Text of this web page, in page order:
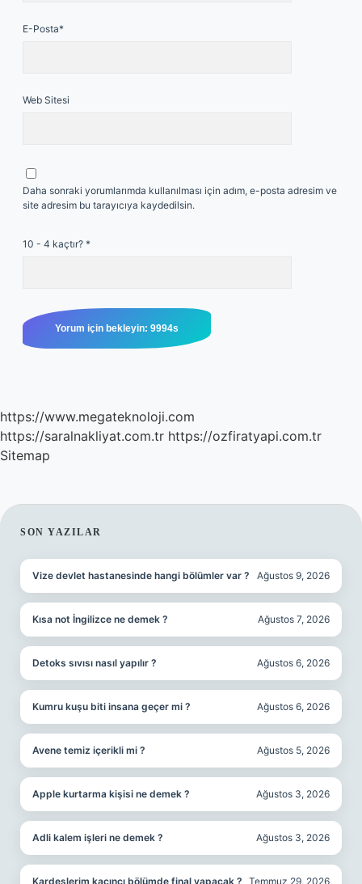
E-Posta*
Web Sitesi
Daha sonraki yorumlarımda kullanılması için adım, e-posta adresim ve
site adresim bu tarayıcıya kaydedilsin.
10 - 4 kaçtır? *
https://www.megateknoloji.com
https://saralnakliyat.com.tr https://ozfiratyapi.com.tr
Sitemap
SIDEBAR
SON YAZILAR
Vize devlet hastanesinde hangi bölümler var ? Ağustos 9, 2026
Kısa not İngilizce ne demek ? Ağustos 7, 2026
Detoks sıvısı nasıl yapılır ? Ağustos 6, 2026
Kumru kuşu biti insana geçer mi ? Ağustos 6, 2026
Avene temiz içerikli mi ? Ağustos 5, 2026
Apple kurtarma kişisi ne demek ? Ağustos 3, 2026
Adli kalem işleri ne demek ? Ağustos 3, 2026
Kardeslerim kaçıncı bölümde final yapacak ? Temmuz 29, 2026